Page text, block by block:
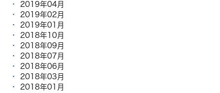
2019年04月
2019年02月
2019年01月
2018年10月
2018年09月
2018年07月
2018年06月
2018年03月
2018年01月